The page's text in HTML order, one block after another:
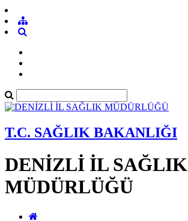
T.C. SAĞLIK BAKANLIĞI
DENİZLİ İL SAĞLIK
MÜDÜRLÜĞÜ